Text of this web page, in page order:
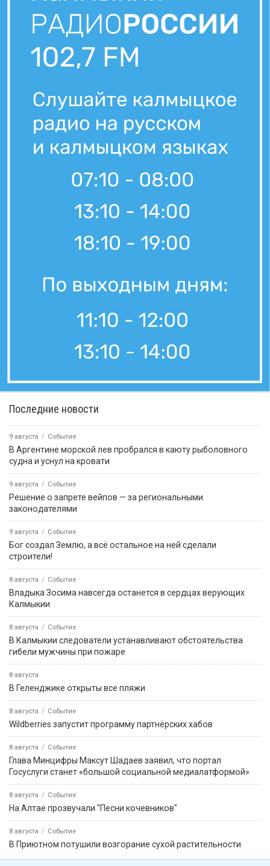
Последние новости
9 августа Событие
В Аргентине морской лев пробрался в каюту рыболовного
судна и уснул на кровати
9 августа Событие
Решение о запрете вейпов — за региональными
законодателями
9 августа Событие
Бог создал Землю, а всё остальное на ней сделали
строители!
8 августа Событие
Владыка Зосима навсегда останется в сердцах верующих
Калмыкии
8 августа Событие
В Калмыкии следователи устанавливают обстоятельства
гибели мужчины при пожаре
8 августа
В Геленджике открыты все пляжи
8 августа Событие
Wildberries запустит программу партнёрских хабов
8 августа Событие
Глава Минцифры Максут Шадаев заявил, что портал
Госуслуги станет «большой социальной медиалатформой»
8 августа Событие
На Алтае прозвучали "Песни кочевников"
8 августа Событие
В Приютном потушили возгорание сухой растительности